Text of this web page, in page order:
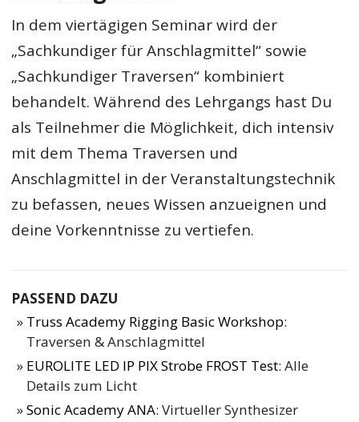
In dem viertägigen Seminar wird der
„Sachkundiger für Anschlagmittel“ sowie
„Sachkundiger Traversen“ kombiniert
behandelt. Während des Lehrgangs hast Du
als Teilnehmer die Möglichkeit, dich intensiv
mit dem Thema Traversen und
Anschlagmittel in der Veranstaltungstechnik
zu befassen, neues Wissen anzueignen und
deine Vorkenntnisse zu vertiefen.
PASSEND DAZU
Truss Academy Rigging Basic Workshop:
Traversen & Anschlagmittel
EUROLITE LED IP PIX Strobe FROST Test: Alle
Details zum Licht
Sonic Academy ANA: Virtueller Synthesizer